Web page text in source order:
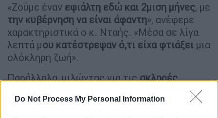
Do Not Process My Personal Information
«Ζούμε έναν εφιάλτη εδώ και 2μιση μήνες, με
την κυβέρνηση να είναι άφαντη», ανέφερε
χαρακτηριστικά ο κ. Νταής. «Μέσα σε λίγα
λεπτά μου κατέστρεψαν ό,τι είχα φτιάξει μια
ολόκληρη ζωή».
Παράλληλα, μιλώντας για τιςσκληρές
πρόγραμμα Νέων
Αγροτών, το οποίο περιλαμβάνειαυστηρούς